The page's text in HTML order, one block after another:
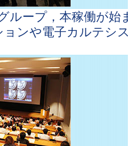
ループ，本稼働が始
ンや電子カルテシ